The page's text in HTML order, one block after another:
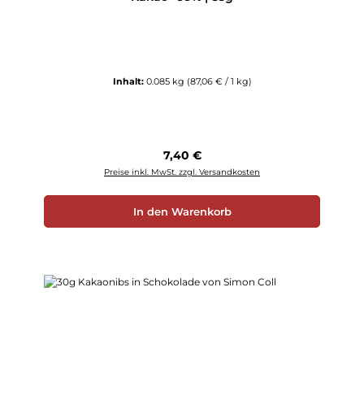
Inhalt: 0.085 kg (87,06 € / 1 kg)
Regulärer Preis:
7,40 €
Preise inkl. MwSt. zzgl. Versandkosten
In den Warenkorb